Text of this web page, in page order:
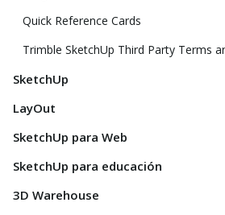
Quick Reference Cards
Trimble SketchUp Third Party Terms
SketchUp
LayOut
SketchUp para Web
SketchUp para educación
3D Warehouse